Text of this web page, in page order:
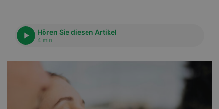
Hören Sie diesen Artikel
4 min